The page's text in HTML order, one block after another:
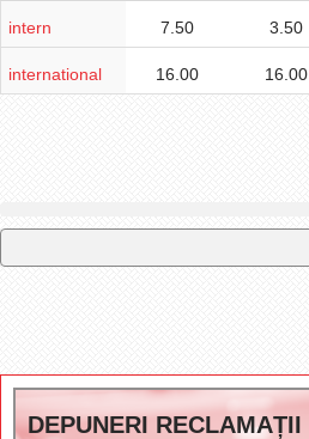
intern 7.50 3.50
international 16.00 16.00
DEPUNERI RECLAMAȚII